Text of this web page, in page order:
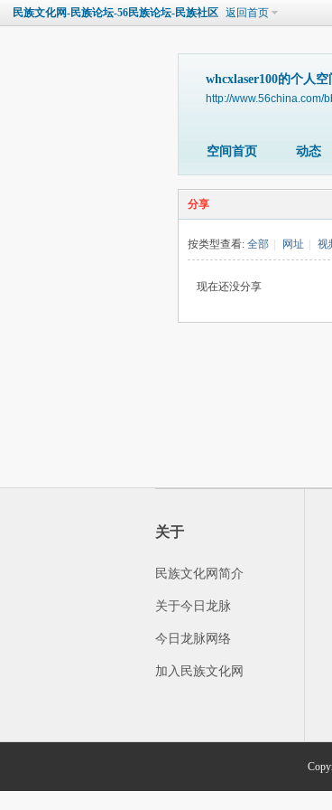
民族文化网-民族论坛-56民族论坛-民族社区 返回首页
whcxlaser100的个人空
http://www.56china.com/
空间首页 动态
分享
按类型查看: 全部 网址 视
现在还没分享
关于
民族文化网简介
关于今日龙脉
今日龙脉网络
加入民族文化网